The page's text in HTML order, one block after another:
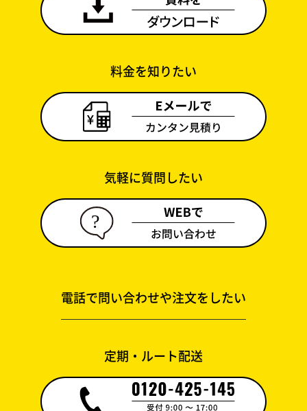
料金を知りたい
気軽に質問したい
電話で問い合わせや注文をしたい
定期・ルート配送